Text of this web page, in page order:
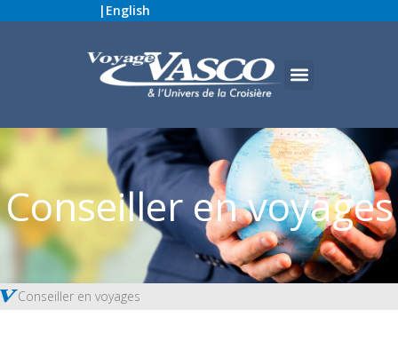
| English
Conseiller en voyages
Conseiller en voyages